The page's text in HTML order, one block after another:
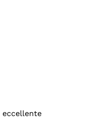
eccellente